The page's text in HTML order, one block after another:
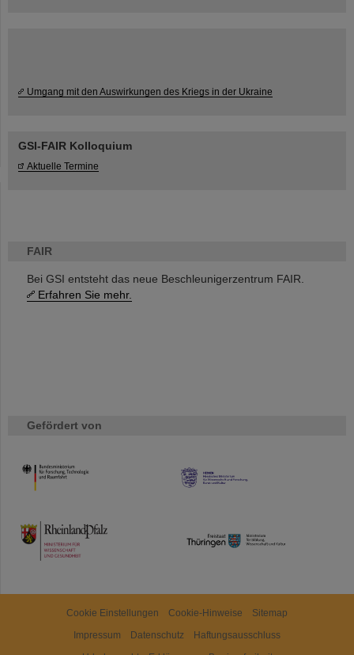
FAIR
Bei GSI entsteht das neue Beschleunigerzentrum FAIR.
Erfahren Sie mehr.
Gefördert von
HMWK
TMWWDG
Umgang mit den Auswirkungen des Kriegs in der Ukraine
GSI-FAIR Kolloquium
Aktuelle Termine
Cookie Einstellungen Cookie-Hinweise
Sitemap
Impressum
Datenschutz
Haftungsausschluss